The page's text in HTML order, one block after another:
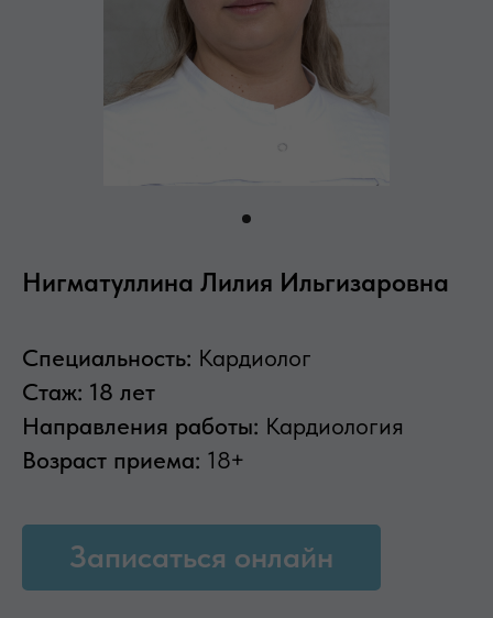
Нигматуллина Лилия Ильгизаровна
Специальность: Кардиолог
Стаж: 18 лет
Направления работы: Кардиология
Возраст приема: 18+
Записаться онлайн